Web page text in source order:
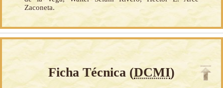
Zaconeta.
Ficha Técnica (DCMI)